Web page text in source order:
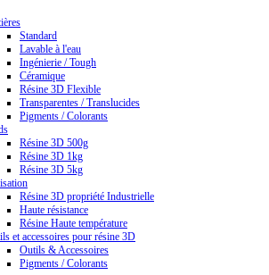
Standard
Lavable à l'eau
Ingénierie / Tough
Céramique
Résine 3D Flexible
Transparentes / Translucides
Pigments / Colorants
Résine 3D 500g
Résine 3D 1kg
Résine 3D 5kg
Résine 3D propriété Industrielle
Haute résistance
Résine Haute température
et accessoires pour résine 3D
Outils & Accessoires
Pigments / Colorants